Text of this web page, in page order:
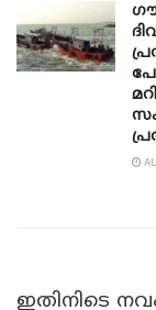
ഇതിനിടെ